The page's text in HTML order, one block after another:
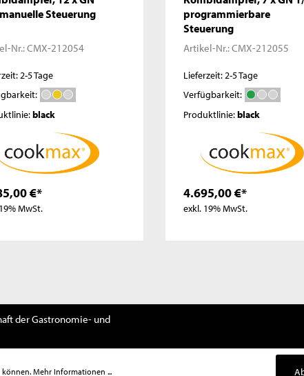
Steuerung
Nr.:CMX-212054
2-5 Tage
black
€*
MwSt.
programmierbare
Steuerung
Artikel-Nr.:CMX-212055
Lieferzeit: 2-5 Tage
Verfügbarkeit:
Produktlinie:black
4.695,00 €*
exkl. 19% MwSt.
der Gastronomie- und
können. Mehr Informationen ...